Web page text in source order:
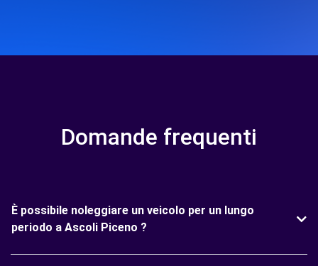
Domande frequenti
È possibile noleggiare un veicolo per un lungo
periodo a Ascoli Piceno ?